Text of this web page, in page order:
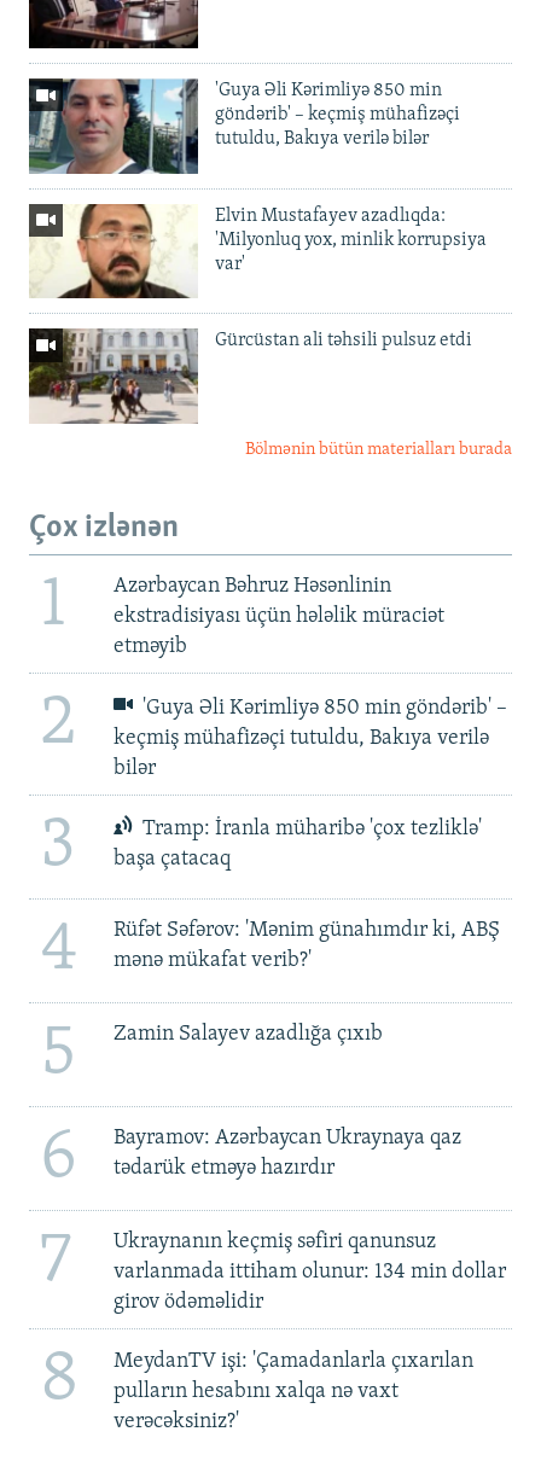
'Guya Əli Kərimliyə 850 min
göndərib' – keçmiş mühafizəçi
tutuldu, Bakıya verilə bilər
Elvin Mustafayev azadlıqda:
'Milyonluq yox, minlik korrupsiya
var'
Gürcüstan ali təhsili pulsuz etdi
Bölmənin bütün materialları burada
Çox izlənən
1
Azərbaycan Bəhruz Həsənlinin
ekstradisiyası üçün hələlik müraciət
etməyib
2
'Guya Əli Kərimliyə 850 min göndərib' –
keçmiş mühafizəçi tutuldu, Bakıya verilə
bilər
3
Tramp: İranla müharibə 'çox tezliklə'
başa çatacaq
4
Rüfət Səfərov: 'Mənim günahımdır ki, ABŞ
mənə mükafat verib?'
5 Zamin Salayev azadlığa çıxıb
6
Bayramov: Azərbaycan Ukraynaya qaz
tədarük etməyə hazırdır
7
Ukraynanın keçmiş səfiri qanunsuz
varlanmada ittiham olunur: 134 min dollar
girov ödəməlidir
8
MeydanTV işi: 'Çamadanlarla çıxarılan
pulların hesabını xalqa nə vaxt
verəcəksiniz?'